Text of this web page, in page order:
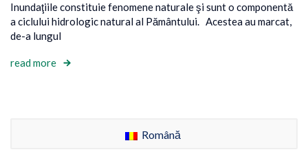
Inundaţiile constituie fenomene naturale şi sunt o componentă
a ciclului hidrologic natural al Pământului. Acestea au marcat,
de-a lungul
read more
Română